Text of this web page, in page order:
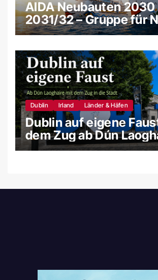
AIDA Neubauten 2030
2031/32 – Gruppe für
und Gerüchte
Dublin Irland Länder & Häfen
Dublin auf eigene
dem Zug ab Dún